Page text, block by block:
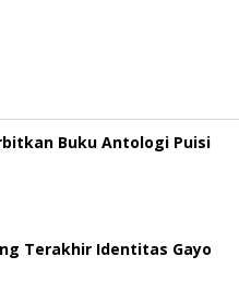
Buku Antologi Puisi
Terakhir Identitas Gayo